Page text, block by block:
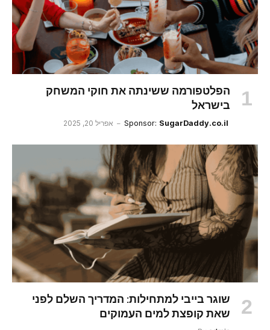
הפלטפורמה ששינתה את חוקי המשחק
בישראל
Sponsor: SugarDaddy.co.il אפריל 20, 2025
שוגר בייבי למתחילות: המדריך השלם לפני
שאת קופצת למים העמוקים